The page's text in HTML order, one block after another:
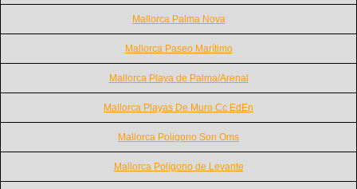
Mallorca Palma Nova
Mallorca Paseo Marítimo
Mallorca Playa de Palma/Arenal
Mallorca Playas De Muro Cc EdEn
Mallorca Poligono Son Oms
Mallorca Polígono de Levante